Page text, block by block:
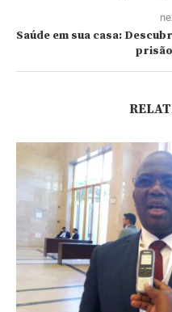
Saúde em sua casa: